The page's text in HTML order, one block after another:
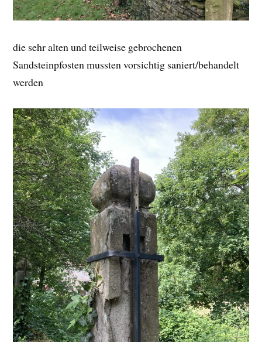
die sehr alten und teilweise gebrochenen
Sandsteinpfosten mussten vorsichtig saniert/behandelt
werden